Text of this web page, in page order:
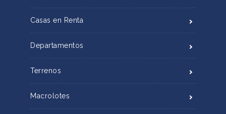
Casas en Renta
Departamentos
Terrenos
Macrolotes